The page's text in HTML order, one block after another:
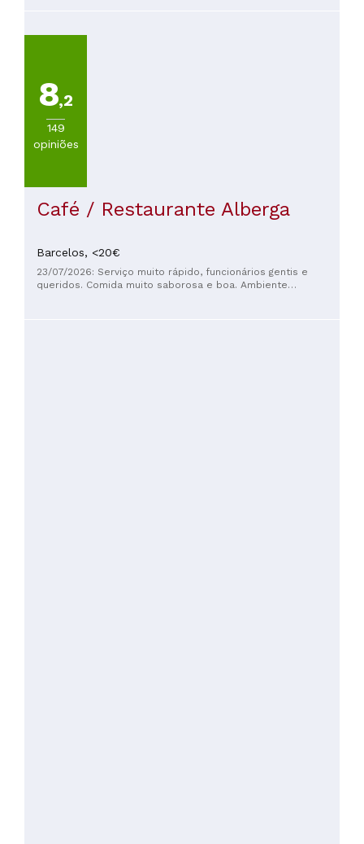
8,2
149
opiniões
Café / Restaurante Alberga
Barcelos, <20€
23/07/2026: Serviço muito rápido, funcionários gentis e
queridos. Comida muito saborosa e boa. Ambiente